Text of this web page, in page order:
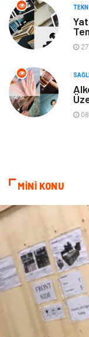
27
08
MİNİ KONU